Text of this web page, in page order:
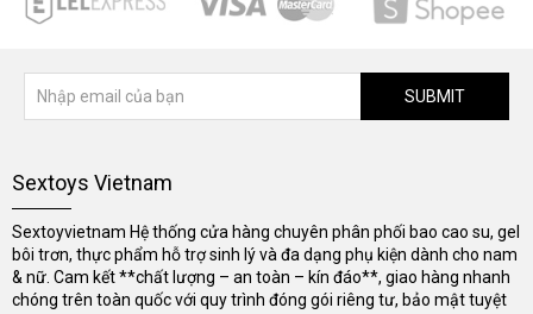
SUBMIT
Sextoys Vietnam
Sextoyvietnam Hệ thống cửa hàng chuyên phân phối bao cao su, gel
bôi trơn, thực phẩm hỗ trợ sinh lý và đa dạng phụ kiện dành cho nam
& nữ. Cam kết **chất lượng – an toàn – kín đáo**, giao hàng nhanh
chóng trên toàn quốc với quy trình đóng gói riêng tư, bảo mật tuyệt